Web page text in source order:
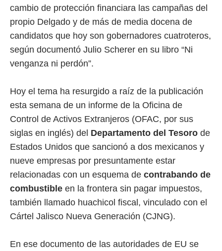
cambio de protección financiara las campañas del
propio Delgado y de más de media docena de
candidatos que hoy son gobernadores cuatroteros,
según documentó Julio Scherer en su libro “Ni
venganza ni perdón”.
Hoy el tema ha resurgido a raíz de la publicación
esta semana de un informe de la Oficina de
Control de Activos Extranjeros (OFAC, por sus
siglas en inglés) del Departamento del Tesoro de
Estados Unidos que sancionó a dos mexicanos y
nueve empresas por presuntamente estar
relacionadas con un esquema de contrabando de
combustible en la frontera sin pagar impuestos,
también llamado huachicol fiscal, vinculado con el
Cártel Jalisco Nueva Generación (CJNG).
En ese documento de las autoridades de EU se